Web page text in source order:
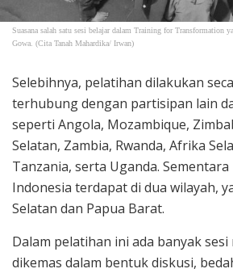
Suasana salah satu sesi belajar dalam Training for Transformation
Gowa. (Cita Tanah Mahardika/ Irwan)
Selebihnya, pelatihan dilakukan
terhubung dengan partisipan lain
seperti Angola, Mozambique,
Selatan, Zambia, Rwanda, Afrika
Tanzania, serta Uganda.
Indonesia terdapat di dua wilayah,
Selatan dan Papua Barat.
Dalam pelatihan ini ada banyak
dikemas dalam bentuk diskusi,